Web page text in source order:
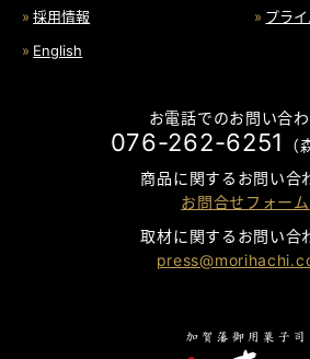
採用情報
プラ
English
お電話でのお問い合わ
076-262-6251
（
商品に関するお問い合
お問合せフォーム
取材に関するお問い合